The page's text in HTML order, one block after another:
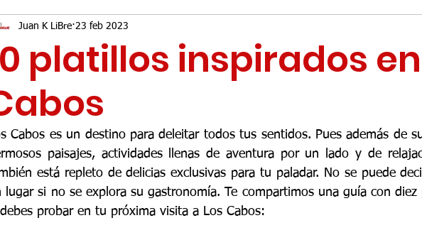
platillos inspirados
Juan K LiBre 23 feb 2023
Cabos es un destino para deleitar todos tus sentidos. Pues además de
paisajes, actividades llenas de aventura por un lado y de
está repleto de delicias exclusivas para tu paladar. No se puede
lugar si no se explora su gastronomía. Te compartimos una guía con
probar en tu próxima visita a Los Cabos: